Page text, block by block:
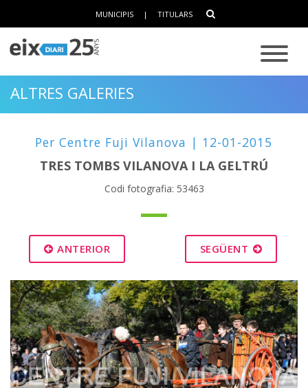
MUNICIPIS | TITULARS
ALTRES GALERIES
Per Centre Fuji Vilanova | 12-01-2015
TRES TOMBS VILANOVA I LA GELTRÚ
Codi fotografia: 53463
ANTERIOR SEGÜENT